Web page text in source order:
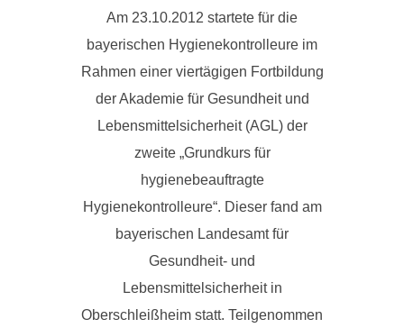
Am 23.10.2012 startete für die
bayerischen Hygienekontrolleure im
Rahmen einer viertägigen Fortbildung
der Akademie für Gesundheit und
Lebensmittelsicherheit (AGL) der
zweite „Grundkurs für
hygienebeauftragte
Hygienekontrolleure“. Dieser fand am
bayerischen Landesamt für
Gesundheit- und
Lebensmittelsicherheit in
Oberschleißheim statt. Teilgenommen